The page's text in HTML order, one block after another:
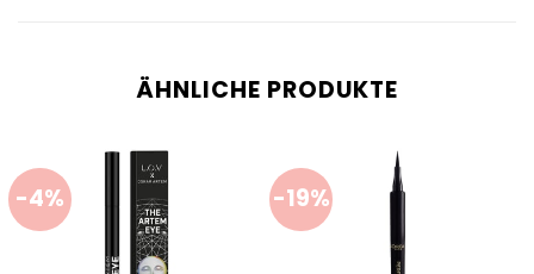
ÄHNLICHE PRODUKTE
-4% -19%